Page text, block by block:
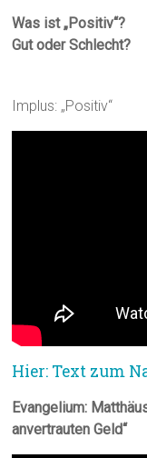
Was ist „Positiv“?
Gut oder Schlecht?
Implus: „Positiv“
Hier: Text zum
Evangelium:
anvertrauten Geld“